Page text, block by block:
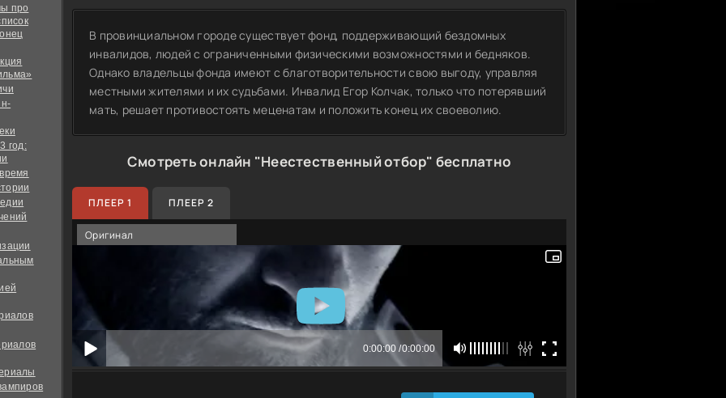
про
год:
В провинциальном городе существует фонд, поддерживающий бездомных
инвалидов, людей с ограниченными физическими возможностями и бедняков.
Однако владельцы фонда имеют с благотворительности свою выгоду, управляя
местными жителями и их судьбами. Инвалид Егор Колчак, только что потерявший
мать, решает противостоять меценатам и положить конец их своеволию.
Смотреть онлайн "Неестественный отбор" бесплатно
ПЛЕЕР 1 ПЛЕЕР 2
Оригинал